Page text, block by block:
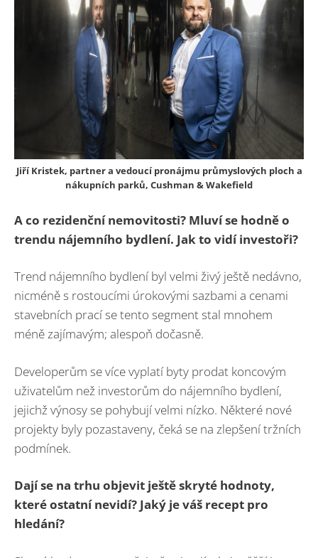
Jiří Kristek, partner a vedoucí pronájmu průmyslových ploch a
nákupních parků, Cushman & Wakefield
A co rezidenční nemovitosti? Mluví se hodně o
trendu nájemního bydlení. Jak to vidí investoři?
Trend nájemního bydlení byl velmi živý ještě nedávno,
nicméně s rostoucími úrokovými sazbami a cenami
stavebních prací se tento segment stal mnohem
méně zajímavým; alespoň dočasně.
Developerům se více vyplatí byty prodat koncovým
uživatelům než investorům do nájemního bydlení,
jejichž výnosy se pohybují velmi nízko. Některé nové
projekty byly pozastaveny, čeká se na zlepšení tržních
podmínek.
Dají se na trhu objevit ještě skryté hodnoty,
které ostatní nevidí? Jaký je váš recept pro
hledání?